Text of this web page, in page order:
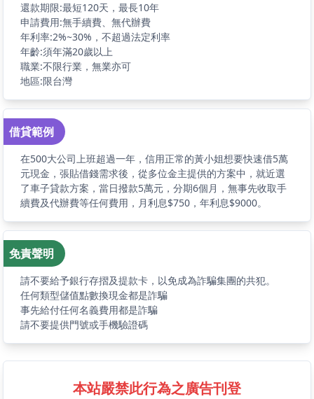
還款期限:最短120天，最長10年
申請費用:無手續費、無代辦費
年利率:2%~30%，不超過法定利率
年齡:須年滿20歲以上
職業:不限行業，無業亦可
地區:限台灣
借貸範例
在500大公司上班超過一年，信用正常的黃小姐想要快速借5萬
元現金，張貼借錢需求後，從多位金主提供的方案中，就近選
了車子貸款方案，當日撥款5萬元，分期6個月，無事先收取手
續費及代辦費等任何費用，月利息$750，年利息$9000。
免責聲明
請不要給予銀行存摺及提款卡，以免成為詐騙集團的共犯。
任何類型儲值點數換現金都是詐騙
事先給付任何名義費用都是詐騙
請不要提供門號或手機驗證碼
本站嚴禁此行為之廣告刊登